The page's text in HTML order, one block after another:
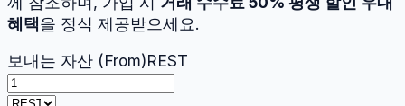
혜택을 정식 제공받으세요.
보내는 자산 (From)REST